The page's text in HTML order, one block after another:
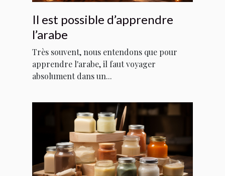
Il est possible d’apprendre
l’arabe
Très souvent, nous entendons que pour
apprendre l'arabe, il faut voyager
absolument dans un...